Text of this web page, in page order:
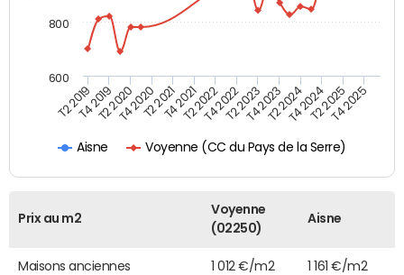
Aisne Voyenne (CC du Pays de la Serre)
T2 2019T4 2019T2 2020T4 2020T2 2021T4 2021T2 2022T4 2022T2 2023T4 2023T2 2024T4 2024T2 2025T4 2025
600
800
Prix au m2
Voyenne
(02250)
Aisne
Maisons anciennes 1 012 €/m2 1 161 €/m2